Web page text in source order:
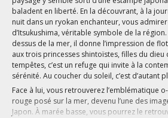
baladent en liberté. En la découvrant, à la
nuit dans un ryokan enchanteur, vous
d’Itsukushima, véritable symbole de la
dessus de la mer, il donne l’impression de
aux trois princesses shintoïstes, filles du dieu
tempêtes, c’est un refuge qui invite à la
sérénité. Au coucher du soleil, c’est d’autant
Face à lui, vous retrouverez l’emblématique
rouge posé sur la mer, devenu l’une des
Japon. À marée basse, vous pourrez le